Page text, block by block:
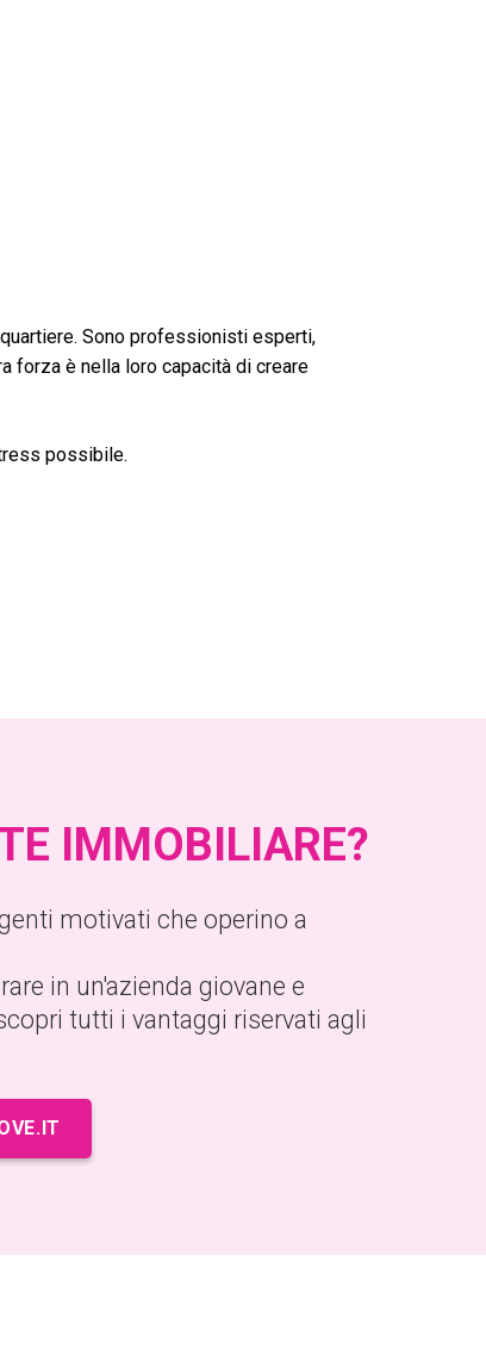
Sono professionisti esperti,
forza è nella loro capacità di creare
possibile.
IMMOBILIARE?
motivati che operino a
in un'azienda giovane e
tutti i vantaggi riservati agli